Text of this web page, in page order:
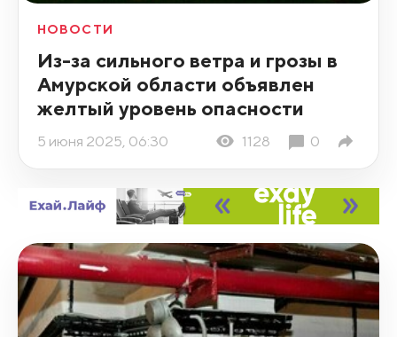
НОВОСТИ
Из-за сильного ветра и грозы в
Амурской области объявлен
желтый уровень опасности
5 июня 2025, 06:30 1128 0